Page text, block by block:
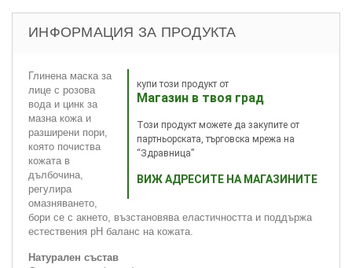
ИНФОРМАЦИЯ ЗА ПРОДУКТА
купи този продукт от
Магазин в твоя град
Този продукт можете да закупите от
партньорската, търговска мрежа на
“Здравница”
ВИЖ АДРЕСИТЕ НА МАГАЗИНИТЕ
Глинена маска за
лице с розова
вода и цинк за
мазна кожа и
разширени пори,
която почиства
кожата в
дълбочина,
регулира
омазняването,
бори се с акнето, възстановява еластичността и поддържа
естествения pH баланс на кожата.
Натурален състав